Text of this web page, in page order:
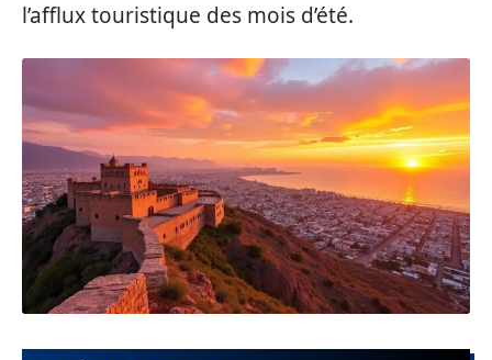
l’afflux touristique des mois d’été.